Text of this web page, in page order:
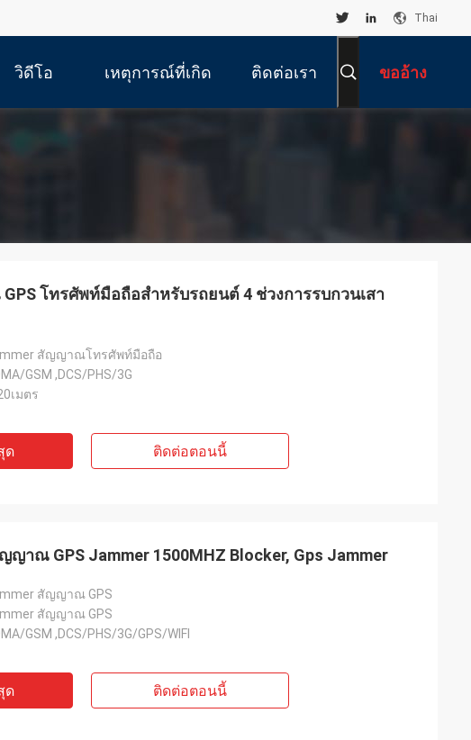
Thai
วิดีโอ เหตุการณ์ที่เกิด ติดต่อเรา ขออ้าง
โทรศัพท์มือถือสำหรับรถยนต์ 4 ช่วงการรบกวนเสา
สัญญาณโทรศัพท์มือถือ
GSM ,DCS/PHS/3G
เมตร
ด ติดต่อตอนนี้
ญาณ GPS Jammer 1500MHZ Blocker, Gps Jammer
สัญญาณ GPS
สัญญาณ GPS
GSM ,DCS/PHS/3G/GPS/WIFI
ด ติดต่อตอนนี้